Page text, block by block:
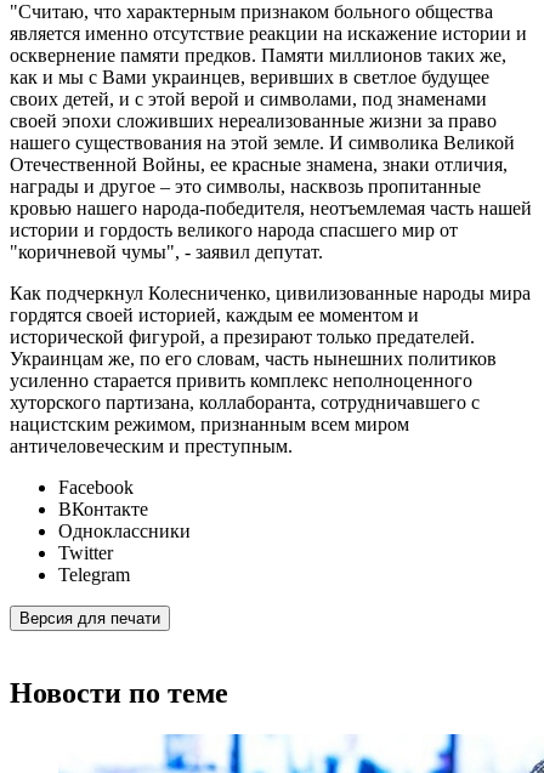
"Считаю, что характерным признаком больного общества
является именно отсутствие реакции на искажение истории и
осквернение памяти предков. Памяти миллионов таких же,
как и мы с Вами украинцев, веривших в светлое будущее
своих детей, и с этой верой и символами, под знаменами
своей эпохи сложивших нереализованные жизни за право
нашего существования на этой земле. И символика Великой
Отечественной Войны, ее красные знамена, знаки отличия,
награды и другое – это символы, насквозь пропитанные
кровью нашего народа-победителя, неотъемлемая часть нашей
истории и гордость великого народа спасшего мир от
"коричневой чумы", - заявил депутат.
Как подчеркнул Колесниченко, цивилизованные народы мира
гордятся своей историей, каждым ее моментом и
исторической фигурой, а презирают только предателей.
Украинцам же, по его словам, часть нынешних политиков
усиленно старается привить комплекс неполноценного
хуторского партизана, коллаборанта, сотрудничавшего с
нацистским режимом, признанным всем миром
античеловеческим и преступным.
Facebook
ВКонтакте
Одноклассники
Twitter
Telegram
Версия для печати
Новости по теме